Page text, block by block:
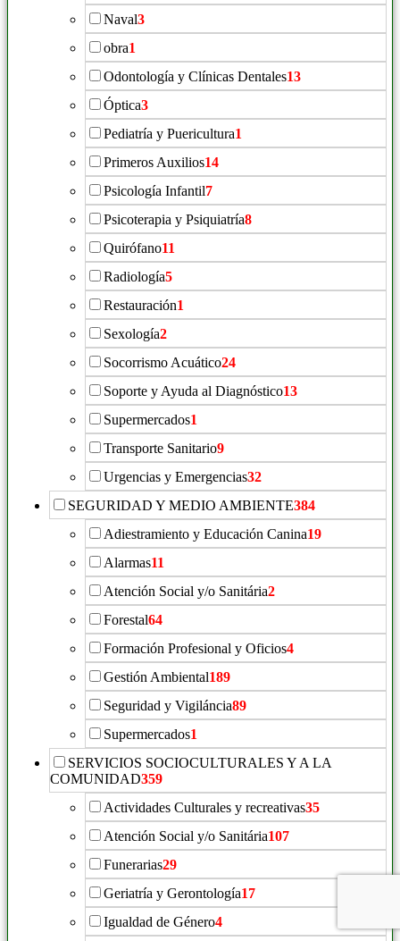
Naval3
obra1
Odontología y Clínicas Dentales13
Óptica3
Pediatría y Puericultura1
Primeros Auxilios14
Psicología Infantil7
Psicoterapia y Psiquiatría8
Quirófano11
Radiología5
Restauración1
Sexología2
Socorrismo Acuático24
Soporte y Ayuda al Diagnóstico13
Supermercados1
Transporte Sanitario9
Urgencias y Emergencias32
SEGURIDAD Y MEDIO AMBIENTE384
Adiestramiento y Educación Canina19
Alarmas11
Atención Social y/o Sanitária2
Forestal64
Formación Profesional y Oficios4
Gestión Ambiental189
Seguridad y Vigiláncia89
Supermercados1
SERVICIOS SOCIOCULTURALES Y A LA
COMUNIDAD359
Actividades Culturales y recreativas35
Atención Social y/o Sanitária107
Funerarias29
Geriatría y Gerontología17
Igualdad de Género4